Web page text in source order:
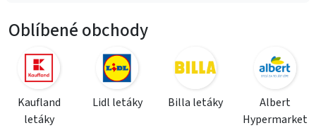
Oblíbené obchody
Kaufland
letáky
Lidl letáky Billa letáky
Albert
Hypermarket